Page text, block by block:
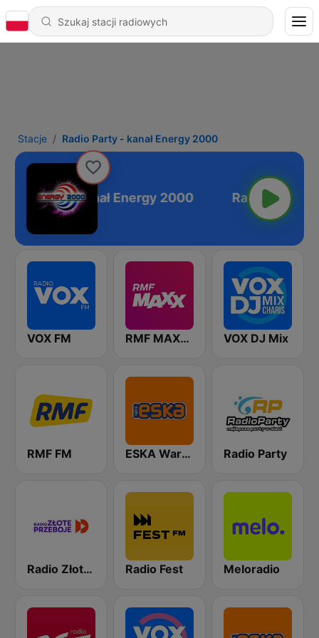
Stacje Radio Party - kanał Energy 2000
Party - kanał Energy 2000
VOX FM RMF MAXXX VOX DJ Mix
RMF FM ESKA Warszawa Radio Party
Radio Złote Przeboje Radio Fest Meloradio